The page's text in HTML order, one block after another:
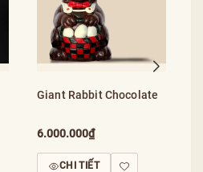
Giant Rabbit Chocolate
6.000.000₫
CHI TIẾT